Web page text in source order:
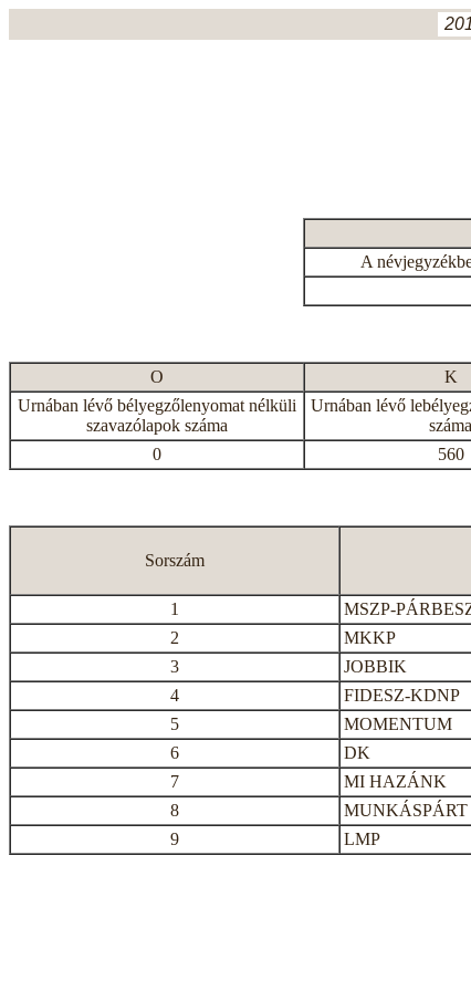
A
O K
Urnában lévő bélyegzőlenyomat nélküli
szavazólapok száma
Urnában lévő
száma
0 560
Sorszám
1
MSZP-
2
MKKP
3
JOBBIK
4
FIDESZ-KDNP
5
MOMENTUM
6
DK
7
MI HAZÁNK
8
MUNKÁSPÁRT
9
LMP